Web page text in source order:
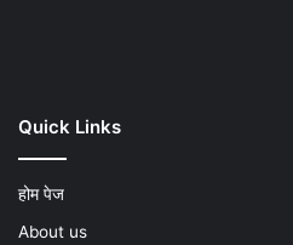
Quick Links
होम पेज
About us